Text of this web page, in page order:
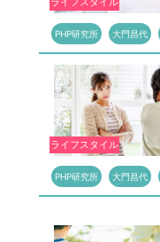
PHP研究所 大門昌代
ライフスタイル
PHP研究所 大門昌代